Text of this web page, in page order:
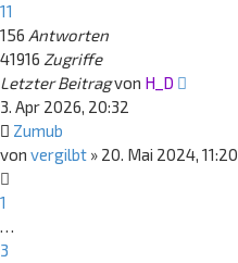
11
156 Antworten
41916 Zugriffe
Letzter Beitragvon H_D
3. Apr 2026, 20:32
Zumub
von vergilbt » 20. Mai 2024, 11:20
1
…
3